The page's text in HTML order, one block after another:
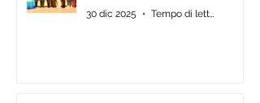
30 dic 2025 Tempo di lettura: 2 min